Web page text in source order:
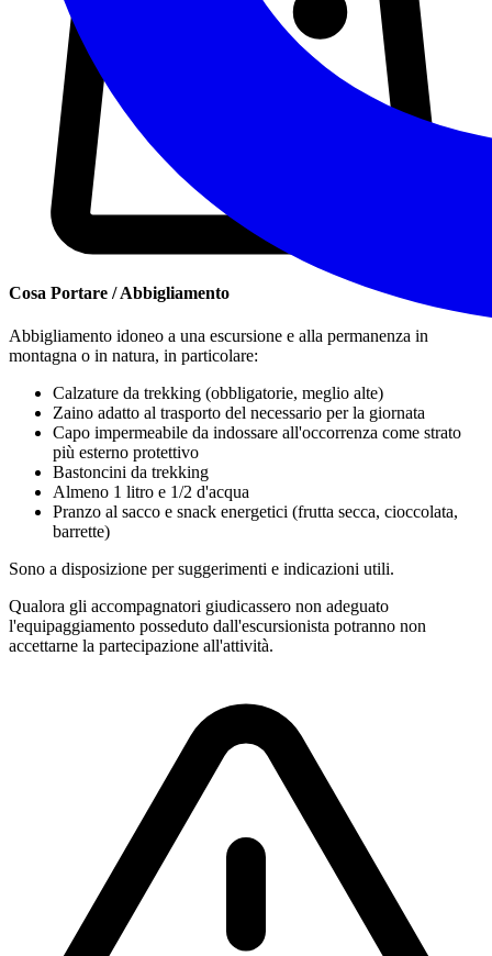
Cosa Portare / Abbigliamento
Abbigliamento idoneo a una escursione e alla permanenza in
montagna o in natura, in particolare:
Calzature da trekking (obbligatorie, meglio alte)
Zaino adatto al trasporto del necessario per la giornata
Capo impermeabile da indossare all'occorrenza come strato
più esterno protettivo
Bastoncini da trekking
Almeno 1 litro e 1/2 d'acqua
Pranzo al sacco e snack energetici (frutta secca, cioccolata,
barrette)
Sono a disposizione per suggerimenti e indicazioni utili.
Qualora gli accompagnatori giudicassero non adeguato
l'equipaggiamento posseduto dall'escursionista potranno non
accettarne la partecipazione all'attività.